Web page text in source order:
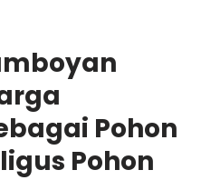
Pohon
Pohon